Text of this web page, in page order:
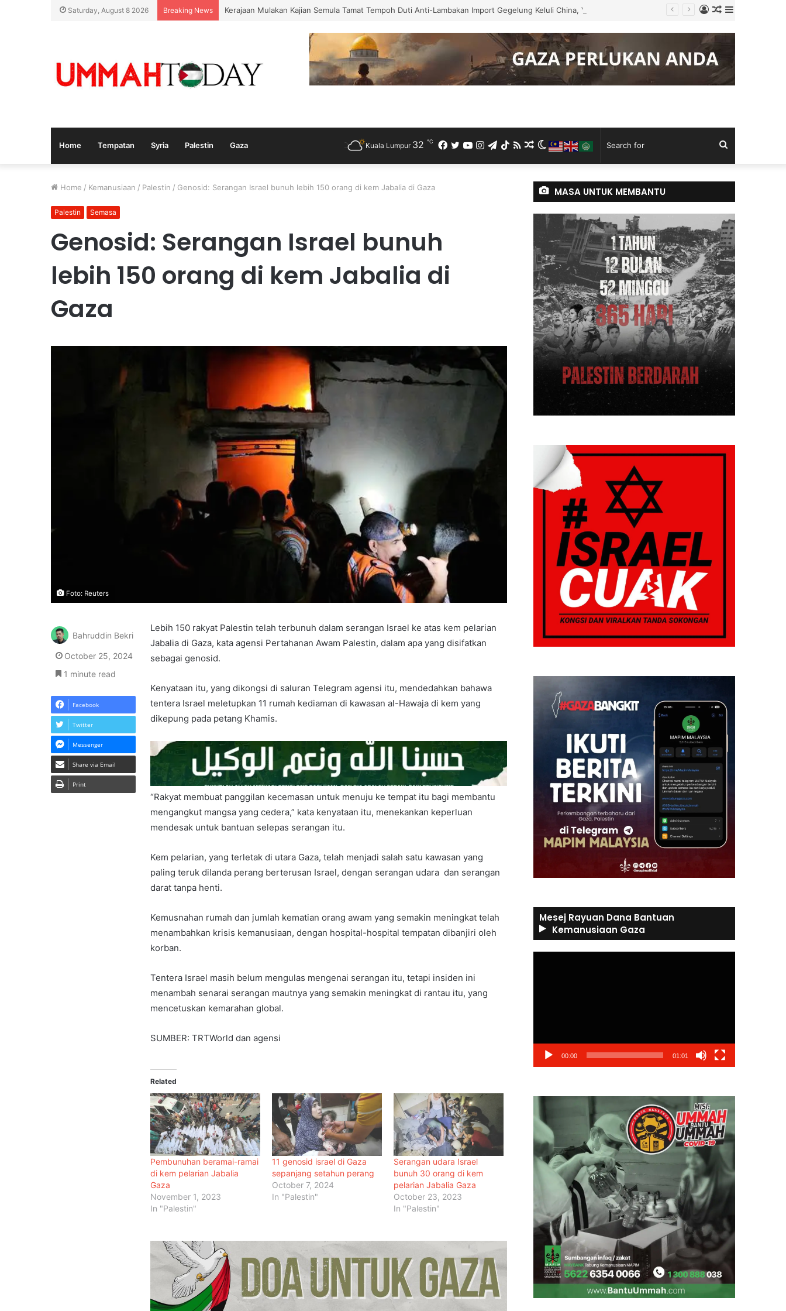
Saturday, August 8 2026 Breaking News Kerajaan Mulakan Kajian Semula Tamat Tempoh Duti Anti-Lambakan Import Gegelung Keluli China, Vietnam
Random
Article
Log
In
Home Tempatan Syria Palestin Gaza
for
Switch
skin
Random
Article
RSS
TikTok
Telegram
Instagram
YouTube
Twitter
Facebook
Kuala Lumpur 32 ℃
Home / Kemanusiaan / Palestin / Genosid: Serangan Israel bunuh lebih 150 orang di kem Jabalia di Gaza
Palestin Semasa
Genosid: Serangan Israel bunuh
lebih 150 orang di kem Jabalia di
Gaza
Foto: Reuters
Lebih 150 rakyat Palestin telah terbunuh dalam serangan Israel ke atas kem pelarian
Jabalia di Gaza, kata agensi Pertahanan Awam Palestin, dalam apa yang disifatkan
sebagai genosid.
Kenyataan itu, yang dikongsi di saluran Telegram agensi itu, mendedahkan bahawa
tentera Israel meletupkan 11 rumah kediaman di kawasan al-Hawaja di kem yang
dikepung pada petang Khamis.
“Rakyat membuat panggilan kecemasan untuk menuju ke tempat itu bagi membantu
mengangkut mangsa yang cedera,” kata kenyataan itu, menekankan keperluan
mendesak untuk bantuan selepas serangan itu.
Kem pelarian, yang terletak di utara Gaza, telah menjadi salah satu kawasan yang
paling teruk dilanda perang berterusan Israel, dengan serangan udara dan serangan
darat tanpa henti.
Kemusnahan rumah dan jumlah kematian orang awam yang semakin meningkat telah
menambahkan krisis kemanusiaan, dengan hospital-hospital tempatan dibanjiri oleh
korban.
Tentera Israel masih belum mengulas mengenai serangan itu, tetapi insiden ini
menambah senarai serangan mautnya yang semakin meningkat di rantau itu, yang
mencetuskan kemarahan global.
SUMBER: TRTWorld dan agensi
Related
Pembunuhan beramai-ramai
di kem pelarian Jabalia
Gaza
November 1, 2023
In "Palestin"
11 genosid israel di Gaza
sepanjang setahun perang
October 7, 2024
In "Palestin"
Serangan udara Israel
bunuh 30 orang di kem
pelarian Jabalia Gaza
October 23, 2023
In "Palestin"
Bahruddin Bekri
October 25, 2024
1 minute read
Facebook
Twitter
Messenger
Share via Email
Print
Malaysia Dipilih Jadi Tuan Rumah
Kongres Farmasi Dunia 2027
Malaysia-Hungary Perkukuh
MASA UNTUK MEMBANTU
Mesej Rayuan Dana Bantuan
Kemanusiaan Gaza
00:00 01:01